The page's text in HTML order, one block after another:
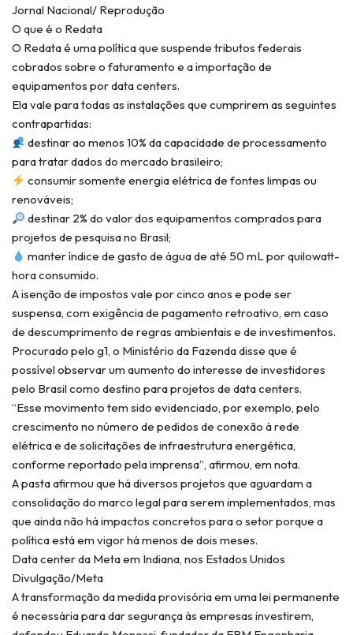
Jornal Nacional/ Reprodução
O que é o Redata
O Redata é uma política que suspende tributos federais
cobrados sobre o faturamento e a importação de
equipamentos por data centers.
Ela vale para todas as instalações que cumprirem as seguintes
contrapartidas:
destinar ao menos 10% da capacidade de processamento
para tratar dados do mercado brasileiro;
consumir somente energia elétrica de fontes limpas ou
renováveis;
destinar 2% do valor dos equipamentos comprados para
projetos de pesquisa no Brasil;
manter índice de gasto de água de até 50 mL por quilowatt-
hora consumido.
A isenção de impostos vale por cinco anos e pode ser
suspensa, com exigência de pagamento retroativo, em caso
de descumprimento de regras ambientais e de investimentos.
Procurado pelo g1, o Ministério da Fazenda disse que é
possível observar um aumento do interesse de investidores
pelo Brasil como destino para projetos de data centers.
“Esse movimento tem sido evidenciado, por exemplo, pelo
crescimento no número de pedidos de conexão à rede
elétrica e de solicitações de infraestrutura energética,
conforme reportado pela imprensa”, afirmou, em nota.
A pasta afirmou que há diversos projetos que aguardam a
consolidação do marco legal para serem implementados, mas
que ainda não há impactos concretos para o setor porque a
política está em vigor há menos de dois meses.
Data center da Meta em Indiana, nos Estados Unidos
Divulgação/Meta
A transformação da medida provisória em uma lei permanente
é necessária para dar segurança às empresas investirem,